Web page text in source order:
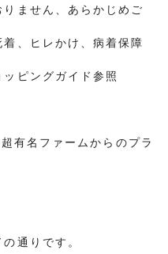
ません、あらかじめご
、ヒレかけ、病着保障
ピングガイド参照
有名ファームからのプラ
通りです。